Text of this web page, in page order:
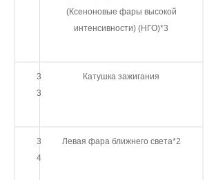
(Ксеноновые фары высокой
интенсивности) (НГО)*3
3
3
Катушка зажигания
3
4
Левая фара ближнего света*2